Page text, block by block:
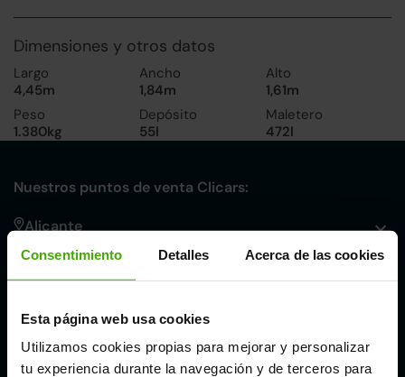
Consentimiento Detalles Acerca de las cookies
Esta página web usa cookies
Utilizamos cookies propias para mejorar y personalizar
tu experiencia durante la navegación y de terceros para
Dimensiones y otros datos
Largo
4,45m
Ancho
1,84m
Alto
1,61m
Peso
1.380kg
Depósito
55l
Maletero
472l
Nuestros puntos de venta Clicars:
Alicante
Córdoba